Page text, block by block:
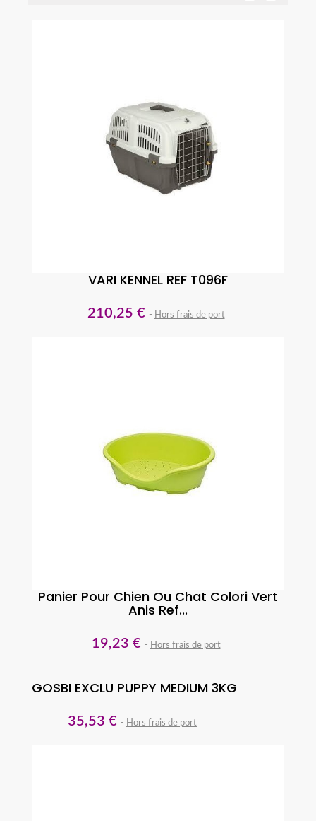
VARI KENNEL REF T096F
210,25 € Hors frais de port
Panier Pour Chien Ou Chat Colori Vert
Anis Ref...
19,23 € Hors frais de port
GOSBI EXCLU PUPPY MEDIUM 3KG
35,53 € Hors frais de port